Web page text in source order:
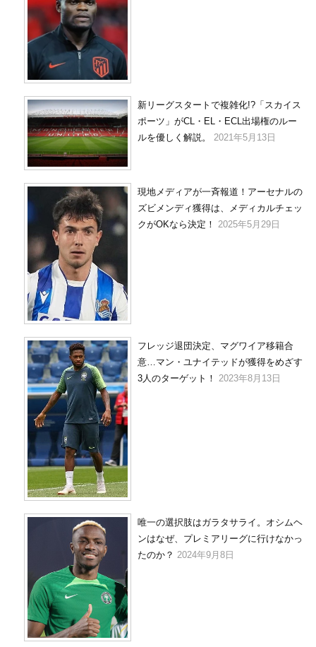
新リーグスタートで複雑化!?「スカイス
ポーツ」がCL・EL・ECL出場権のルー
ルを優しく解説。
2021年5月13日
現地メディアが一斉報道！アーセナルの
ズビメンディ獲得は、メディカルチェッ
クがOKなら決定！ 2025年5月29日
フレッジ退団決定、マグワイア移籍合
意…マン・ユナイテッドが獲得をめざす
3人のターゲット！
2023年8月13日
唯一の選択肢はガラタサライ。オシムヘ
ンはなぜ、プレミアリーグに行けなかっ
たのか？ 2024年9月8日